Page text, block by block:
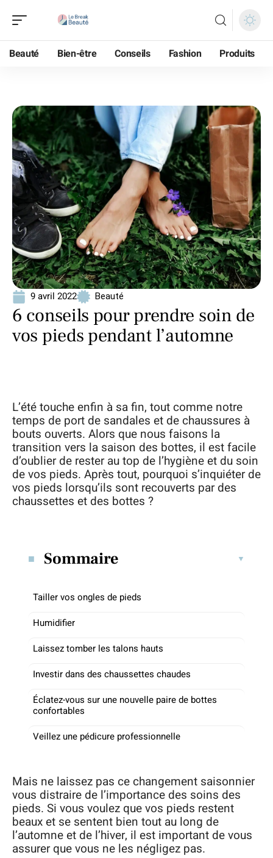
Beauté Bien-être Conseils Fashion Produits
9 avril 2022 Beauté
6 conseils pour prendre soin de
vos pieds pendant l’automne
L’été touche enfin à sa fin, tout comme notre
temps de port de sandales et de chaussures à
bouts ouverts. Alors que nous faisons la
transition vers la saison des bottes, il est facile
d’oublier de rester au top de l’hygiène et du soin
de vos pieds. Après tout, pourquoi s’inquiéter de
vos pieds lorsqu’ils sont recouverts par des
chaussettes et des bottes ?
Sommaire
Tailler vos ongles de pieds
Humidifier
Laissez tomber les talons hauts
Investir dans des chaussettes chaudes
Éclatez-vous sur une nouvelle paire de bottes
confortables
Veillez une pédicure professionnelle
Mais ne laissez pas ce changement saisonnier
vous distraire de l’importance des soins des
pieds. Si vous voulez que vos pieds restent
beaux et se sentent bien tout au long de
l’automne et de l’hiver, il est important de vous
assurer que vous ne les négligez pas.